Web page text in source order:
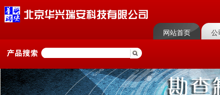
网站首页 公